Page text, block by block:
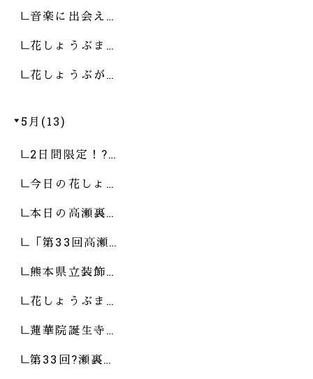
音楽に出会え…
花しょうぶま…
花しょうぶが…
5月(13)
2日間限定！?…
今日の花しょ…
本日の高瀬裏…
「第33回高瀬…
熊本県立装飾…
花しょうぶま…
蓮華院誕生寺…
第33回?瀬裏…